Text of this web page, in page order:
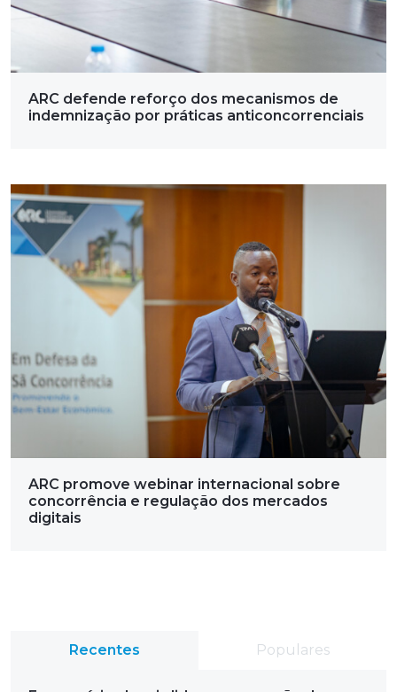
ARC defende reforço dos mecanismos de
indemnização por práticas anticoncorrenciais
ARC promove webinar internacional sobre
concorrência e regulação dos mercados
digitais
Recentes Populares